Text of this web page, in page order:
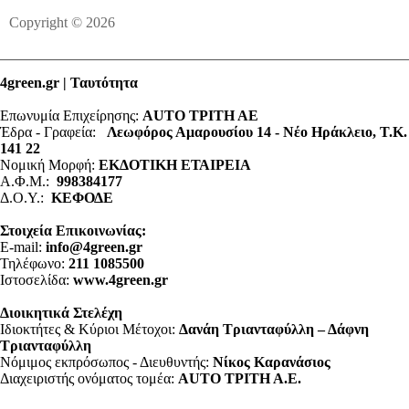
Copyright © 2026
4green.gr | Ταυτότητα
Επωνυμία Επιχείρησης: AUTO ΤΡΙΤΗ ΑΕ
Έδρα - Γραφεία: Λεωφόρος Αμαρουσίου 14 - Νέο Ηράκλειο, Τ.Κ.
141 22
Νομική Μορφή: ΕΚΔΟΤΙΚΗ ΕΤΑΙΡΕΙΑ
Α.Φ.Μ.: 998384177
Δ.Ο.Υ.: ΚΕΦΟΔΕ
Στοιχεία Επικοινωνίας:
E-mail: info@4green.gr
Τηλέφωνο: 211 1085500
Ιστοσελίδα: www.4green.gr
Διοικητικά Στελέχη
Ιδιοκτήτες & Κύριοι Μέτοχοι: Δανάη Τριανταφύλλη – Δάφνη
Τριανταφύλλη
Νόμιμος εκπρόσωπος - Διευθυντής: Νίκος Καρανάσιος
Διαχειριστής ονόματος τομέα: ΑUTO ΤΡΙΤΗ Α.Ε.